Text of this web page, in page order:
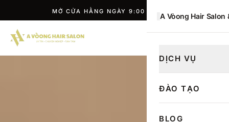
A Vòong Hair Salon
DỊCH VỤ
ĐÀO TẠO
BLOG